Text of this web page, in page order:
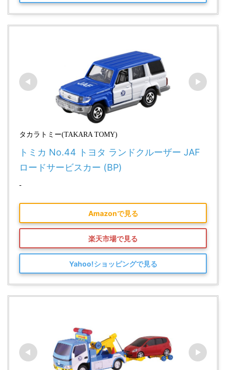
タカラトミー(TAKARA TOMY)
トミカ No.44 トヨタ ランドクルーザー JAF
ロードサービスカー (BP)
-
Amazonで見る
楽天市場で見る
Yahoo!ショッピングで見る